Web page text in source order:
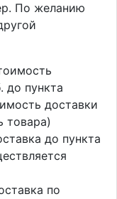
По желанию
до пункта
доставки
товара)
до пункта
по